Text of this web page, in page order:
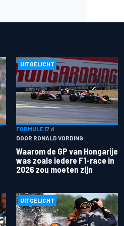
UITGELICHT
FORMULE 17 d
DOOR RONALD VORDING
Waarom de GP van Hongarije
was zoals iedere F1-race in
2026 zou moeten zijn
UITGELICHT